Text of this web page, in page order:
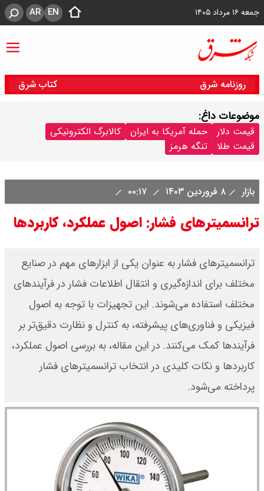
جمعه ۱۶ مرداد ۱۴۰۵ EN
AR
روزنامه شرق کتاب شرق
موضوعات داغ:
قیمت دلار حمله آمریکا به ایران
کالابرگ الکترونیکی
قیمت طلا
تنگه هرمز
بازار ۸ فروردین ۱۴۰۳
ترانسمیترهای فشار: اصول عملکرد، کاربردها
ترانسمیترهای فشار به عنوان یکی از ابزارهای مهم در صنایع
مختلف برای اندازه‌گیری و انتقال اطلاعات فشار در فرآیندهای
مختلف استفاده می‌شوند. این تجهیزات با توجه به اصول
فیزیکی و فناوری‌های پیشرفته، به کنترل و نظارت دقیق‌تر بر
فرآیندها کمک می‌کنند. در این مقاله، به بررسی اصول عملکرد،
کاربردها و نکات کلیدی در انتخاب ترانسمیترهای فشار
پرداخته می‌شود.